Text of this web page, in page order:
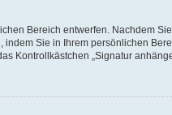
Bereich entwerfen. Nachdem
Sie in Ihrem persönlichen
Kontrollkästchen „Signatur